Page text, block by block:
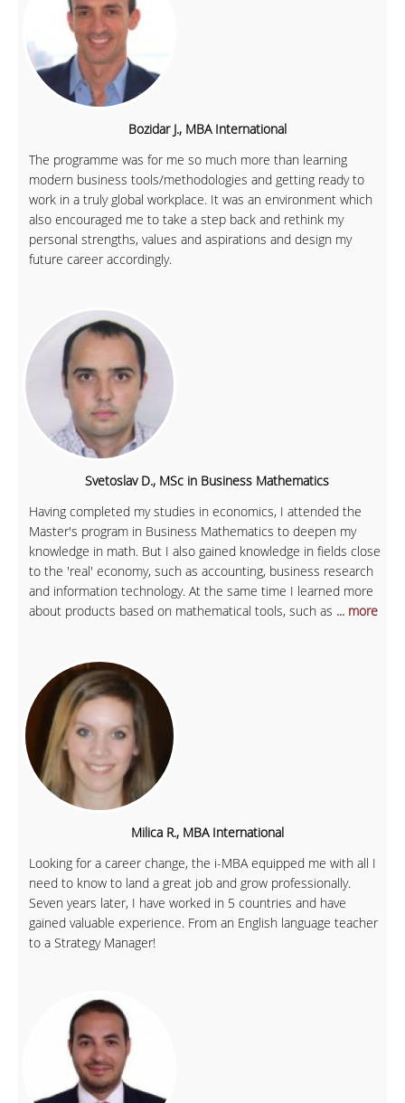
Bozidar J., MBA International
The programme was for me so much more than learning
modern business tools/methodologies and getting ready to
work in a truly global workplace. It was an environment which
also encouraged me to take a step back and rethink my
personal strengths, values and aspirations and design my
future career accordingly.
Svetoslav D., MSc in Business Mathematics
Having completed my studies in economics, I attended the
Master's program in Business Mathematics to deepen my
knowledge in math. But I also gained knowledge in fields close
to the 'real' economy, such as accounting, business research
and information technology. At the same time I learned more
about products based on mathematical tools, such as ... more
Milica R., MBA International
Looking for a career change, the i-MBA equipped me with all I
need to know to land a great job and grow professionally.
Seven years later, I have worked in 5 countries and have
gained valuable experience. From an English language teacher
to a Strategy Manager!